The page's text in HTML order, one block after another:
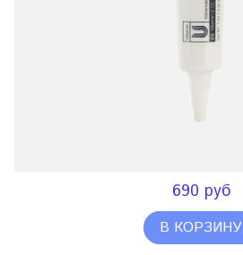
690 руб
В КОРЗИНУ